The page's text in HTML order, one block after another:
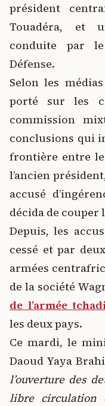
président
Touadéra, et
conduite par
Défense.
Selon les
porté sur les
commission
conclusions qui
frontière entre
l’ancien
accusé
décida de couper
Depuis, les
cessé et par
armées
de la société
de l’armée
les deux pays.
Ce mardi, le
Daoud Yaya
l’ouverture des
libre circulation